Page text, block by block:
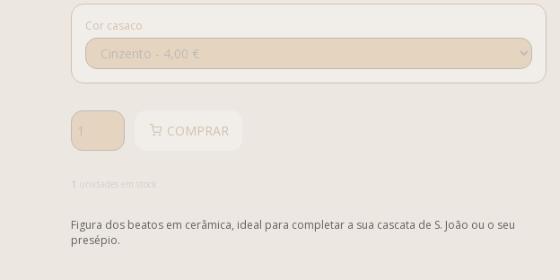
Cor casaco
COMPRAR
Figura dos beatos em cerâmica, ideal para completar a sua cascata de S. João ou o seu
presépio.